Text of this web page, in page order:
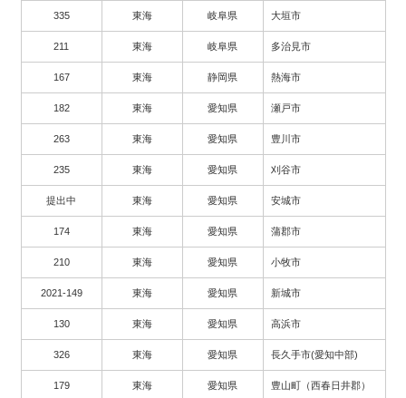
335 東海 岐阜県 大垣市
211 東海 岐阜県 多治見市
167 東海 静岡県 熱海市
182 東海 愛知県 瀬戸市
263 東海 愛知県 豊川市
235 東海 愛知県 刈谷市
提出中 東海 愛知県 安城市
174 東海 愛知県 蒲郡市
210 東海 愛知県 小牧市
2021-149 東海 愛知県 新城市
130 東海 愛知県 高浜市
326 東海 愛知県 長久手市(愛知中部)
179 東海 愛知県 豊山町（西春日井郡）